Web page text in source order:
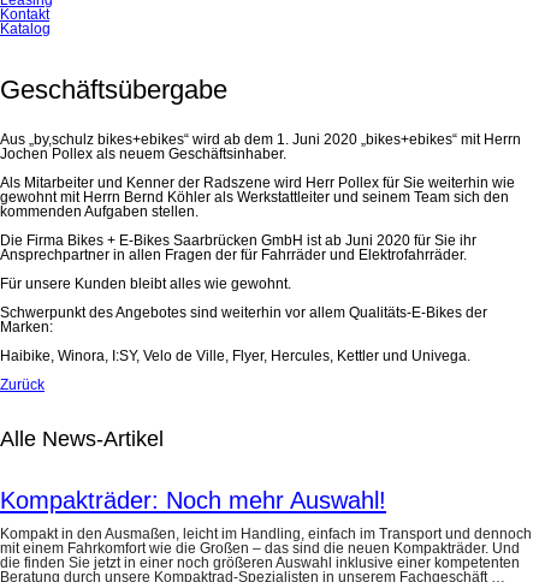
Kontakt
Katalog
Geschäftsübergabe
Aus „by,schulz bikes+ebikes“ wird ab dem 1. Juni 2020 „bikes+ebikes“ mit Herrn
Jochen Pollex als neuem Geschäftsinhaber.
Als Mitarbeiter und Kenner der Radszene wird Herr Pollex für Sie weiterhin wie
gewohnt mit Herrn Bernd Köhler als Werkstattleiter und seinem Team sich den
kommenden Aufgaben stellen.
Die Firma Bikes + E-Bikes Saarbrücken GmbH ist ab Juni 2020 für Sie ihr
Ansprechpartner in allen Fragen der für Fahrräder und Elektrofahrräder.
Für unsere Kunden bleibt alles wie gewohnt.
Schwerpunkt des Angebotes sind weiterhin vor allem Qualitäts-E-Bikes der
Marken:
Haibike, Winora, I:SY, Velo de Ville, Flyer, Hercules, Kettler und Univega.
Zurück
Alle News-Artikel
Kompakträder: Noch mehr Auswahl!
Kompakt in den Ausmaßen, leicht im Handling, einfach im Transport und dennoch
mit einem Fahrkomfort wie die Großen – das sind die neuen Kompakträder. Und
die finden Sie jetzt in einer noch größeren Auswahl inklusive einer kompetenten
Beratung durch unsere Kompaktrad-Spezialisten in unserem Fachgeschäft …